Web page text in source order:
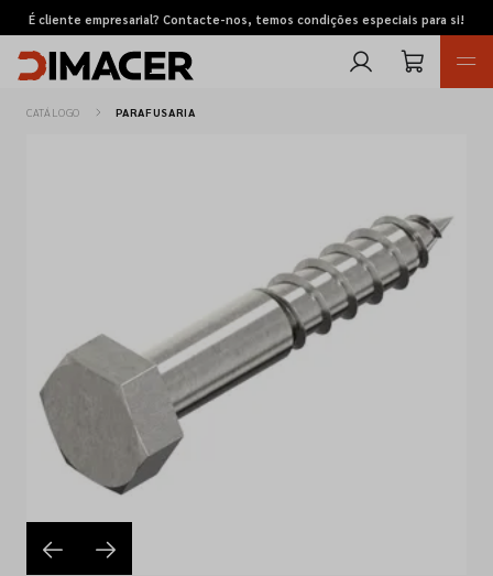
É cliente empresarial? Contacte-nos, temos condições especiais para si!
Pedidos de cotação
Marcas
Favoritos
Empresa
CATÁLOGO PARAFUSARIA